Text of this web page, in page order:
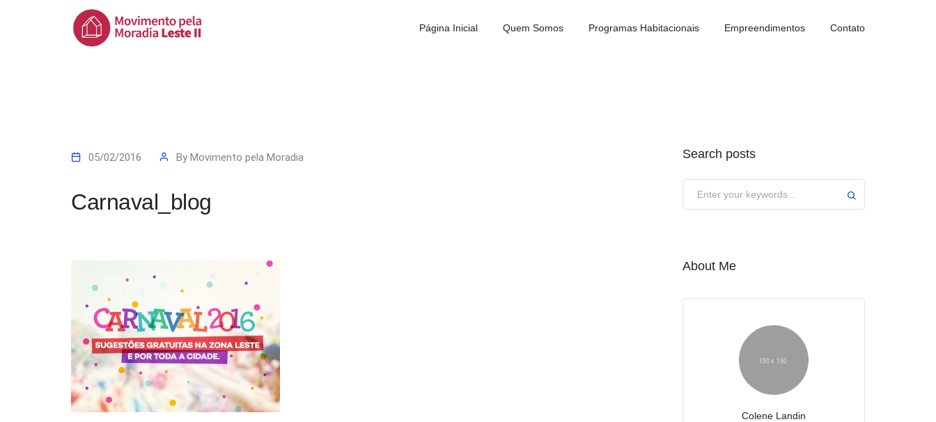
Página Inicial Quem Somos Programas Habitacionais Empreendimentos Contato
05/02/2016 By Movimento pela Moradia
Carnaval_blog
Search posts
About Me
Colene Landin